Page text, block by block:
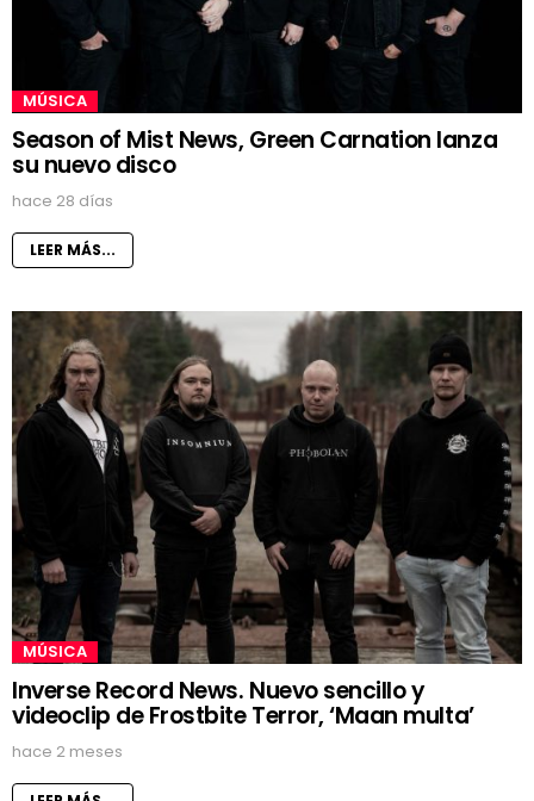
MÚSICA
Season of Mist News, Green Carnation lanza
su nuevo disco
hace 28 días
LEER MÁS...
MÚSICA
Inverse Record News. Nuevo sencillo y
videoclip de Frostbite Terror, ‘Maan multa’
hace 2 meses